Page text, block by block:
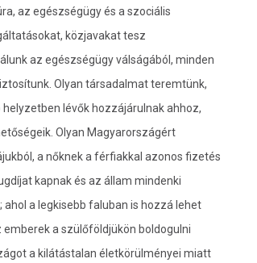
az egészségügy és a szociális
közjavakat tesz
az egészségügy válságából, minden
Olyan társadalmat teremtünk,
lévők hozzájárulnak ahhoz,
Olyan Magyarországért
a nőknek a férfiakkal azonos fizetés
kapnak és az állam mindenki
a legkisebb faluban is hozzá lehet
a szülőföldjükön boldogulni
a kilátástalan életkörülményei miatt